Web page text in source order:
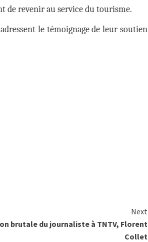
de revenir au service du tourisme.
le témoignage de leur soutien
Next
brutale du journaliste à TNTV, Florent
Collet